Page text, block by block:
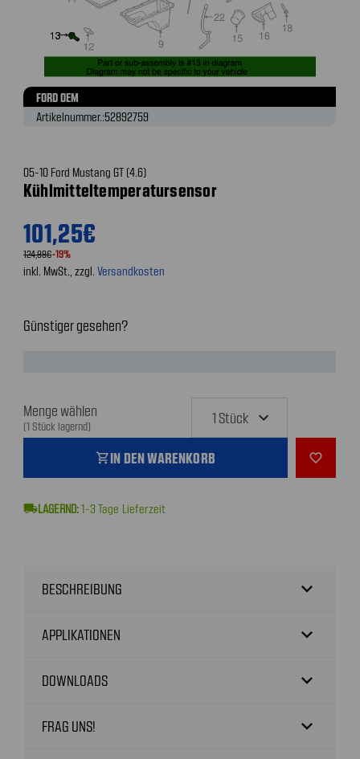
FORD OEM
Artikelnummer.:52892759
05-10 Ford Mustang GT (4.6)
Kühlmitteltemperatursensor
101,25€
124,99€-19%
inkl. MwSt., zzgl. Versandkosten
Günstiger gesehen?
Menge wählen
(1 Stück lagernd)
shopping_cartIN DEN WARENKORB favorite_outline
local_shipping 1-3 Tage Lieferzeit
BESCHREIBUNG expand_more
APPLIKATIONEN expand_more
DOWNLOADS expand_more
FRAG UNS! expand_more